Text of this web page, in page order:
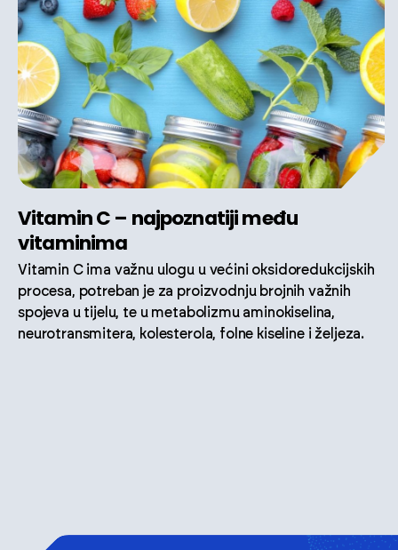
Vitamin C – najpoznatiji među
vitaminima
Vitamin C ima važnu ulogu u većini oksidoredukcijskih
procesa, potreban je za proizvodnju brojnih važnih
spojeva u tijelu, te u metabolizmu aminokiselina,
neurotransmitera, kolesterola, folne kiseline i željeza.